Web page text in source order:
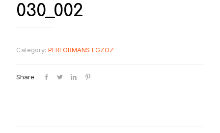
030_002
Category: PERFORMANS EGZOZ
Share